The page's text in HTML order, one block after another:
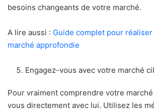
besoins changeants de votre marché.
A lire aussi : Guide complet pour
marché approfondie
Engagez-vous avec votre marché
Pour vraiment comprendre votre
vous directement avec lui. Utilisez les